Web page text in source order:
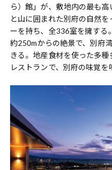
ら）館」が、敷地内の最も
と山に囲まれた別府の自然
ーを持ち、全336室を擁する
約250mからの絶景で、別府
きる。地産食材を使った多
レストランで、別府の味覚を